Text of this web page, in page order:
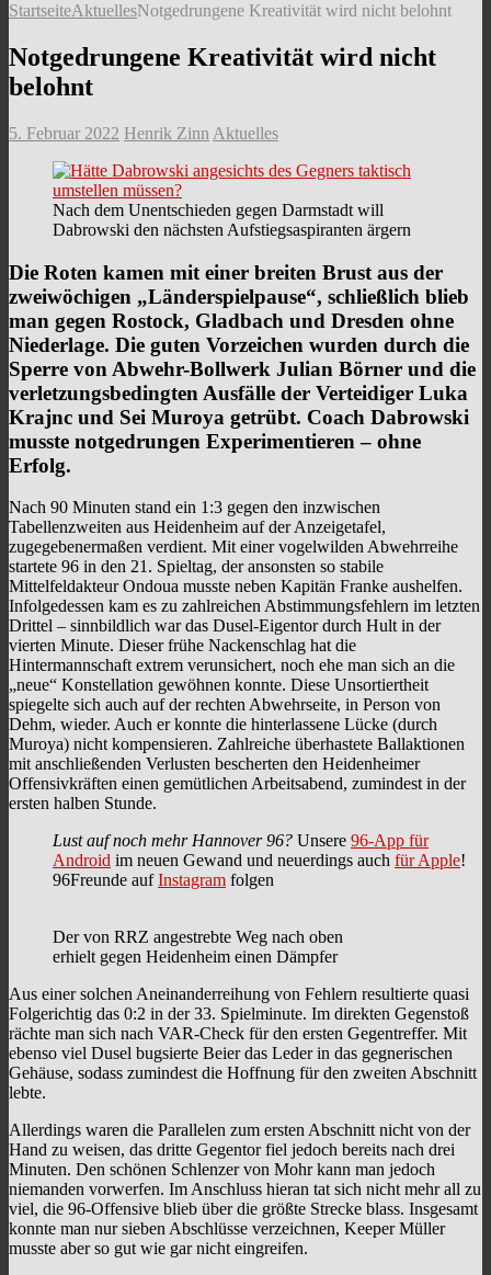
StartseiteAktuellesNotgedrungene Kreativität wird nicht belohnt
Notgedrungene Kreativität wird nicht
belohnt
5. Februar 2022 Henrik Zinn Aktuelles
Nach dem Unentschieden gegen Darmstadt will
Dabrowski den nächsten Aufstiegsaspiranten ärgern
Die Roten kamen mit einer breiten Brust aus der
zweiwöchigen „Länderspielpause“, schließlich blieb
man gegen Rostock, Gladbach und Dresden ohne
Niederlage. Die guten Vorzeichen wurden durch die
Sperre von Abwehr-Bollwerk Julian Börner und die
verletzungsbedingten Ausfälle der Verteidiger Luka
Krajnc und Sei Muroya getrübt. Coach Dabrowski
musste notgedrungen Experimentieren – ohne
Erfolg.
Nach 90 Minuten stand ein 1:3 gegen den inzwischen
Tabellenzweiten aus Heidenheim auf der Anzeigetafel,
zugegebenermaßen verdient. Mit einer vogelwilden Abwehrreihe
startete 96 in den 21. Spieltag, der ansonsten so stabile
Mittelfeldakteur Ondoua musste neben Kapitän Franke aushelfen.
Infolgedessen kam es zu zahlreichen Abstimmungsfehlern im letzten
Drittel – sinnbildlich war das Dusel-Eigentor durch Hult in der
vierten Minute. Dieser frühe Nackenschlag hat die
Hintermannschaft extrem verunsichert, noch ehe man sich an die
„neue“ Konstellation gewöhnen konnte. Diese Unsortiertheit
spiegelte sich auch auf der rechten Abwehrseite, in Person von
Dehm, wieder. Auch er konnte die hinterlassene Lücke (durch
Muroya) nicht kompensieren. Zahlreiche überhastete Ballaktionen
mit anschließenden Verlusten bescherten den Heidenheimer
Offensivkräften einen gemütlichen Arbeitsabend, zumindest in der
ersten halben Stunde.
Lust auf noch mehr Hannover 96? Unsere 96-App für
Android im neuen Gewand und neuerdings auch für Apple!
96Freunde aufInstagram folgen
Der von RRZ angestrebte Weg nach oben
erhielt gegen Heidenheim einen Dämpfer
Aus einer solchen Aneinanderreihung von Fehlern resultierte quasi
Folgerichtig das 0:2 in der 33. Spielminute. Im direkten Gegenstoß
rächte man sich nach VAR-Check für den ersten Gegentreffer. Mit
ebenso viel Dusel bugsierte Beier das Leder in das gegnerischen
Gehäuse, sodass zumindest die Hoffnung für den zweiten Abschnitt
lebte.
Allerdings waren die Parallelen zum ersten Abschnitt nicht von der
Hand zu weisen, das dritte Gegentor fiel jedoch bereits nach drei
Minuten. Den schönen Schlenzer von Mohr kann man jedoch
niemanden vorwerfen. Im Anschluss hieran tat sich nicht mehr all zu
viel, die 96-Offensive blieb über die größte Strecke blass. Insgesamt
konnte man nur sieben Abschlüsse verzeichnen, Keeper Müller
musste aber so gut wie gar nicht eingreifen.